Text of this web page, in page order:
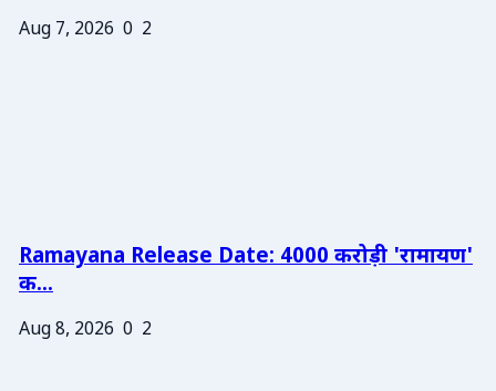
Aug 7, 2026 0 2
Ramayana Release Date: 4000 करोड़ी 'रामायण'
क...
Aug 8, 2026 0 2